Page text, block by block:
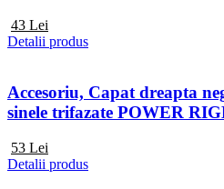
43 Lei
Detalii produs
Accesoriu, Capat dreapta
sinele trifazate POWER
53 Lei
Detalii produs